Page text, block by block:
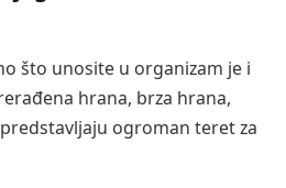
što unosite u organizam je i
hrana, brza hrana,
ogroman teret za